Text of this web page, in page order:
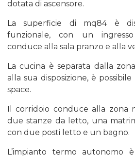
dotata di ascensore.
La superficie di mq84 è
funzionale, con un
conduce alla sala pranzo e alla
La cucina è separata dalla
alla sua disposizione, è
space.
Il corridoio conduce alla zona
due stanze da letto, una
con due posti letto e un bagno.
L’impianto termo autonomo